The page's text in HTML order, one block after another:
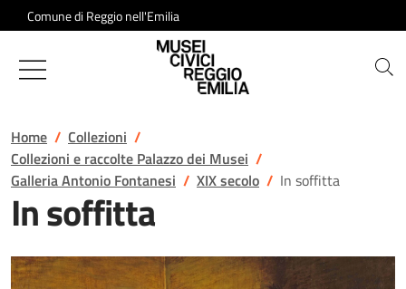
Salta al contenuto
Comune di Reggio nell'Emilia
Musei Civici di Reggio Emilia
Home
Collezioni
Collezioni e raccolte Palazzo dei Musei
Galleria Antonio Fontanesi
XIX secolo In soffitta
In soffitta